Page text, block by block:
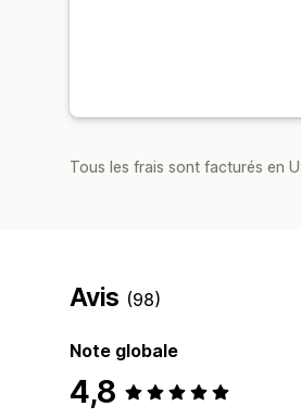
Tous les frais sont facturés en
Avis (98)
Note globale
4,8